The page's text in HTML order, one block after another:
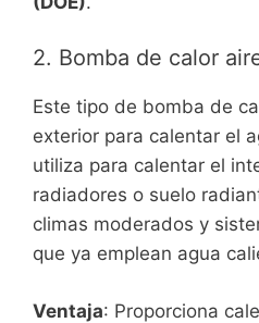
2. Bomba de calor
Este tipo de bomba de
exterior para calentar el
utiliza para calentar el
radiadores o suelo
climas moderados y
que ya emplean agua
Ventaja: Proporciona